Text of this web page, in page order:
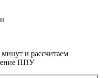
и рассчитаем
ППУ